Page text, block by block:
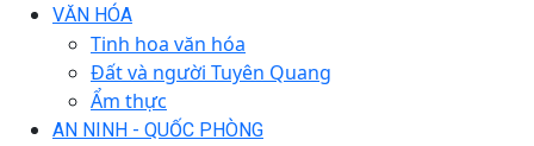
VĂN HÓA
Tinh hoa văn hóa
Đất và người Tuyên Quang
Ẩm thực
AN NINH - QUỐC PHÒNG